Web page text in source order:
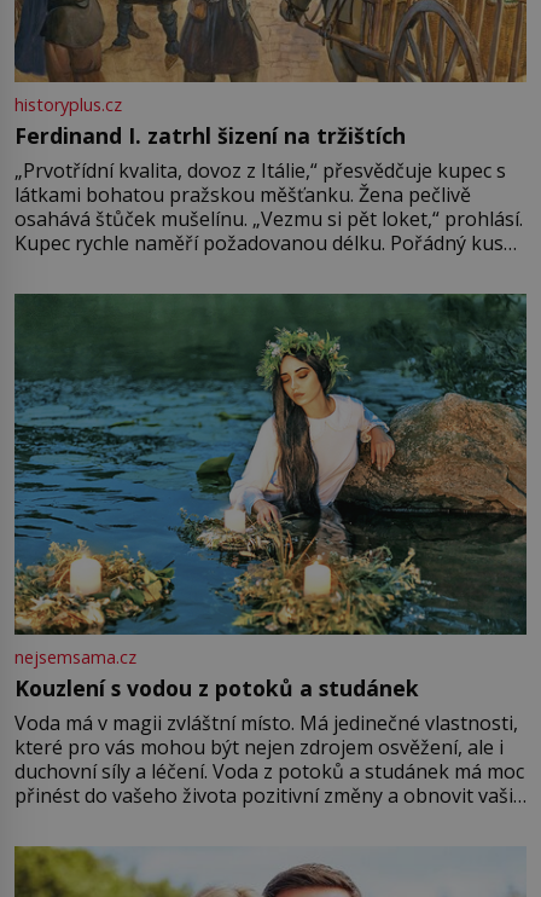
historyplus.cz
Ferdinand I. zatrhl šizení na tržištích
„Prvotřídní kvalita, dovoz z Itálie,“ přesvědčuje kupec s
látkami bohatou pražskou měšťanku. Žena pečlivě
osahává štůček mušelínu. „Vezmu si pět loket,“ prohlásí.
Kupec rychle naměří požadovanou délku. Pořádný kus
milostpaní. Stačí jenom na sukni,“ zhodnotí švadlena
množství růžového mušelínu. „Ošidili vás, podívejte.“
Vezme do ruky dřevěnou
nejsemsama.cz
Kouzlení s vodou z potoků a studánek
Voda má v magii zvláštní místo. Má jedinečné vlastnosti,
které pro vás mohou být nejen zdrojem osvěžení, ale i
duchovní síly a léčení. Voda z potoků a studánek má moc
přinést do vašeho života pozitivní změny a obnovit vaši
můžete obohatit své rituály a přinést do svého života
větší harmonii a klid. Je důležité